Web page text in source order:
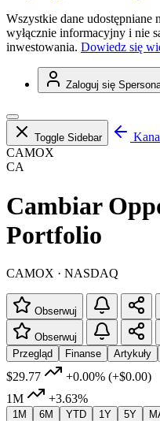
Wszystkie dane udostępniane
wyłącznie informacyjny i nie
inwestowania. Dowiedz się
Zaloguj się
Toggle Sidebar
CAMOX
CA
Cambiar
Portfolio
CAMOX · NASDAQ
Obserwuj
Obserwuj
Przegląd
Finanse Artykuły
$29.77 +0.00% (+$0.00)
1M
+3.63%
1M 6M YTD 1Y 5Y